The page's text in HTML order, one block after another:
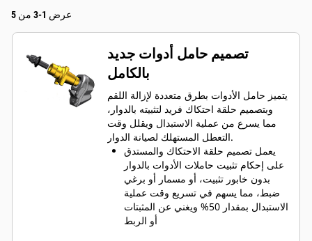
عرض 1-3 من 5
تصميم حامل أدوات جديد
بالكامل
يتميز حامل الأدوات بطرق متعددة لإزالة اللقم
وبتصميم حلقة احتكاك فريد لتثبيته بالدوار،
مما يسرع من عملية الاستبدال ويقلل وقت
التعطل المستهلك لصيانة الدوار.
يعمل تصميم حلقة الاحتكاك والمستدق
على إحكام تثبيت حاملات الأدوات بالدوار
بدون خابور تثبيت، أو مسمار أو برغي
ضبط، مما يسهم في تسريع وقت عملية
الاستبدال بمقدار 50% ويغني عن المثبتات
أو الربط